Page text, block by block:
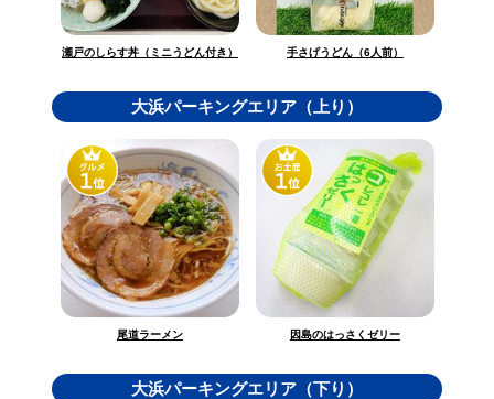
瀬戸のしらす丼（ミニうどん付き） 手さげうどん（6人前）
大浜パーキングエリア（上り）
尾道ラーメン 因島のはっさくゼリー
大浜パーキングエリア（下り）